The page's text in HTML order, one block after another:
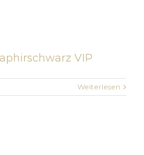
VIP
Weiterlesen